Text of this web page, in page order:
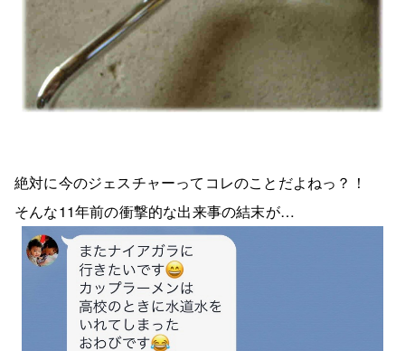
絶対に今のジェスチャーってコレのことだよねっ？！
そんな11年前の衝撃的な出来事の結末が…